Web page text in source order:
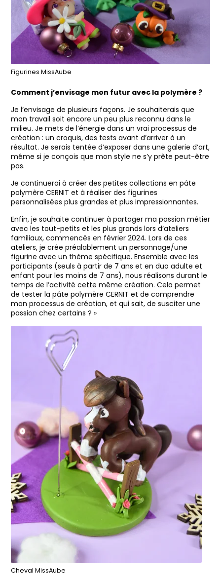
Figurines MissAube
Comment j’envisage mon futur avec la polymère ?
Je l’envisage de plusieurs façons. Je souhaiterais que
mon travail soit encore un peu plus reconnu dans le
milieu. Je mets de l’énergie dans un vrai processus de
création : un croquis, des tests avant d’arriver à un
résultat. Je serais tentée d’exposer dans une galerie d’art,
même si je conçois que mon style ne s’y prête peut-être
pas.
Je continuerai à créer des petites collections en pâte
polymère CERNIT et à réaliser des figurines
personnalisées plus grandes et plus impressionnantes.
Enfin, je souhaite continuer à partager ma passion métier
avec les tout-petits et les plus grands lors d’ateliers
familiaux, commencés en février 2024. Lors de ces
ateliers, je crée préalablement un personnage/une
figurine avec un thème spécifique. Ensemble avec les
participants (seuls à partir de 7 ans et en duo adulte et
enfant pour les moins de 7 ans), nous réalisons durant le
temps de l’activité cette même création. Cela permet
de tester la pâte polymère CERNIT et de comprendre
mon processus de création, et qui sait, de susciter une
passion chez certains ? »
Cheval MissAube